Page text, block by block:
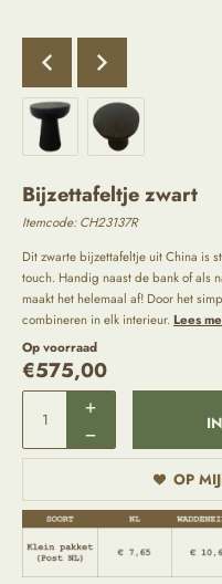
Bijzettafeltje zwart
Itemcode: CH23137R
Dit zwarte bijzettafeltje uit China is
touch. Handig naast de bank of als
maakt het helemaal af! Door het
combineren in elk interieur.Lees
Op voorraad
€575,00
OP